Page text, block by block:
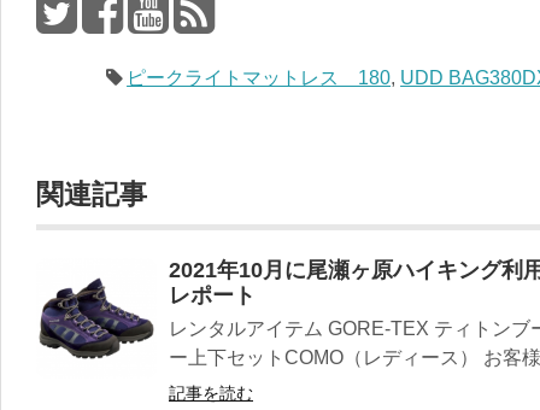
ピークライトマットレス 180, UDD
関連記事
2021年10月に尾瀬ヶ原ハイキング利
レポート
レンタルアイテム GORE-TEX ティトン
ー上下セットCOMO（レディース） お
記事を読む